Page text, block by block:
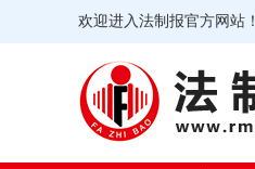
欢迎进入法制报官方网站！